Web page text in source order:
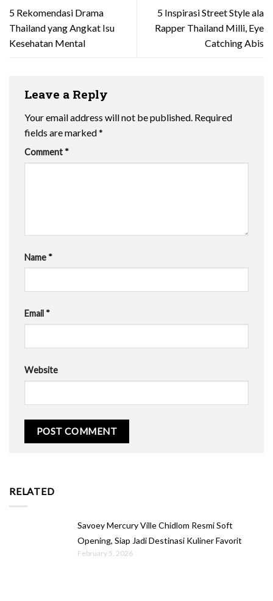
5 Rekomendasi Drama
Thailand yang Angkat Isu
Kesehatan Mental
5 Inspirasi Street Style ala
Rapper Thailand Milli, Eye
Catching Abis
Leave a Reply
Your email address will not be published. Required
fields are marked*
Comment *
Name *
Email *
Website
RELATED
Savoey Mercury Ville Chidlom Resmi Soft
Opening, Siap Jadi Destinasi Kuliner Favorit
February 5, 2026